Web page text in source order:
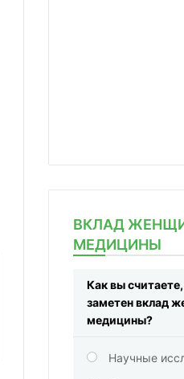
ВКЛАД
МЕДИЦИНЫ
Как вы
заметен вклад
медицины?
Научные